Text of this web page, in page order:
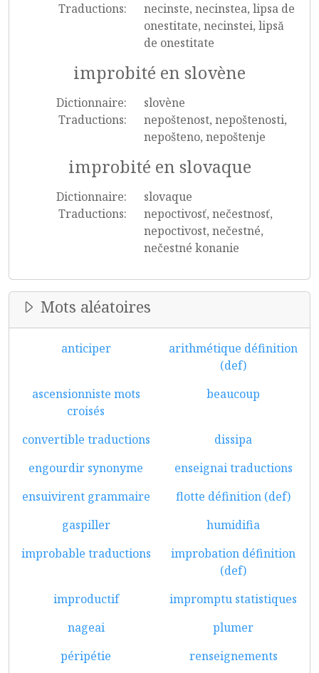
Traductions:
necinste, necinstea, lipsa de
onestitate, necinstei, lipsă
de onestitate
improbité en slovène
Dictionnaire:
slovène
Traductions:
nepoštenost, nepoštenosti,
nepošteno, nepoštenje
improbité en slovaque
Dictionnaire:
slovaque
Traductions:
nepoctivosť, nečestnosť,
nepoctivost, nečestné,
nečestné konanie
Mots aléatoires
anticiper
arithmétique définition
(def)
ascensionniste mots
croisés
beaucoup
convertible traductions
dissipa
engourdir synonyme
enseignai traductions
ensuivirent grammaire
flotte définition (def)
gaspiller
humidifia
improbable traductions
improbation définition
(def)
improductif
impromptu statistiques
nageai
plumer
péripétie
renseignements